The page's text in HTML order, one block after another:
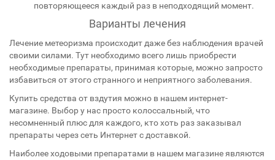
повторяющееся каждый раз в неподходящий момент.
Варианты лечения
Лечение метеоризма происходит даже без наблюдения врачей
своими силами. Тут необходимо всего лишь приобрести
необходимые препараты, принимая которые, можно запросто
избавиться от этого странного и неприятного заболевания.
Купить средства от вздутия можно в нашем интернет-
магазине. Выбор у нас просто колоссальный, что
несомненный плюс для каждого, кто хоть раз заказывал
препараты через сеть Интернет с доставкой.
Наиболее ходовыми препаратами в нашем магазине являются